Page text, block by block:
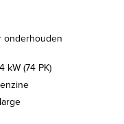
onderhouden
kW (74 PK)